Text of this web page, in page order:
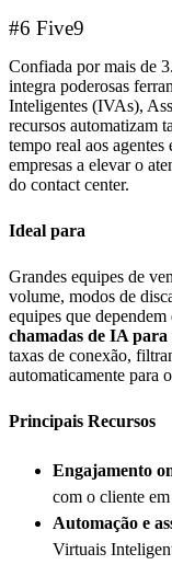
#6 Five9
Confiada por mais de
integra poderosas
Inteligentes (IVAs),
recursos automatizam
tempo real aos
empresas a elevar o
do contact center.
Ideal para
Grandes equipes de
volume, modos de
equipes que
chamadas de IA para
taxas de conexão,
automaticamente para
Principais Recursos
Engajamento
com o cliente
Automação e
Virtuais